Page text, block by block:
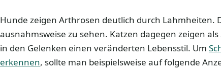
Hunde zeigen Arthrosen deutlich durch Lahmheiten.
ausnahmsweise zu sehen. Katzen dagegen zeigen
in den Gelenken einen veränderten Lebensstil. Um
erkennen, sollte man beispielsweise auf folgende